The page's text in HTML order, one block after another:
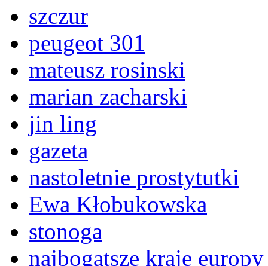
szczur
peugeot 301
mateusz rosinski
marian zacharski
jin ling
gazeta
nastoletnie prostytutki
Ewa Kłobukowska
stonoga
najbogatsze kraje europy